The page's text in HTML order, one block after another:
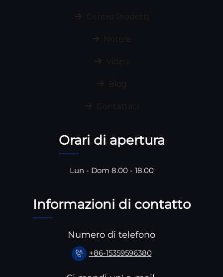
Orari di apertura
Lun - Dom 8.00 - 18.00
Informazioni di contatto
Numero di telefono
+86-15359596380